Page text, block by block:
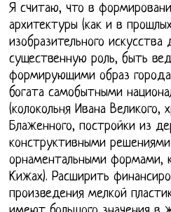
Я считаю, что в
архитектуры (как и в
изобразительного
существенную роль, быть
формирующими образ
богата самобытными
(колокольня Ивана Великого,
Блаженного, постройки из
конструктивными
орнаментальными формами,
Кижах). Расширить
произведения мелкой